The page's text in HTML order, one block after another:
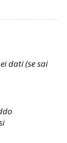
dati (se sai